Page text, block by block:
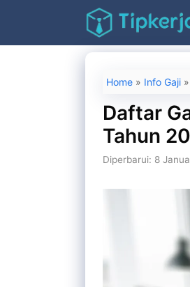
isi
Home » Info Gaji »
Daftar
Tahun
Diperbarui: 8